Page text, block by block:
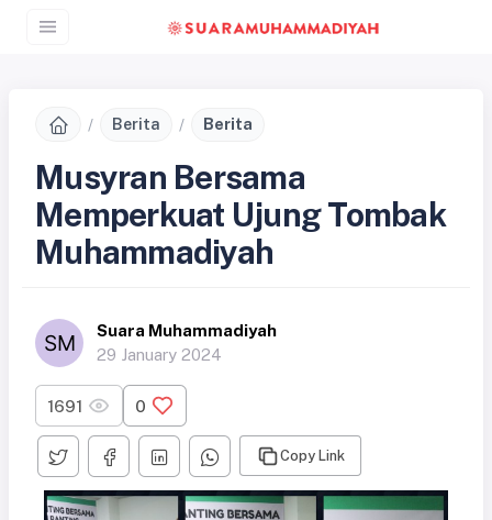
Berita Berita
Musyran Bersama
Memperkuat Ujung Tombak
Muhammadiyah
Suara Muhammadiyah
29 January 2024
1691 0
Copy Link